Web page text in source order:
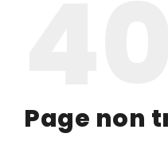
Livraison de Fleurs
Agence de PARIS 13
Page non